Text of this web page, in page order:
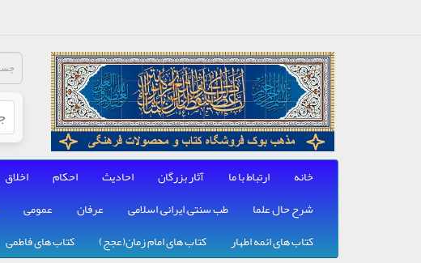
خانه ارتباط با ما آثار بزرگان احادیث احکام اخلاق
شرح حال علما
طب سنتی, ایرانی, اسلامی عرفان عمومی
کتاب های ائمه اطهار
کتاب های امام زمان(عجج) کتاب های فاطمی